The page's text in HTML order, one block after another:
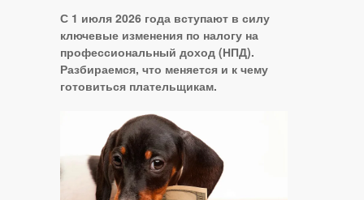
С 1 июля 2026 года вступают в силу
ключевые изменения по налогу на
профессиональный доход (НПД).
Разбираемся, что меняется и к чему
готовиться плательщикам.